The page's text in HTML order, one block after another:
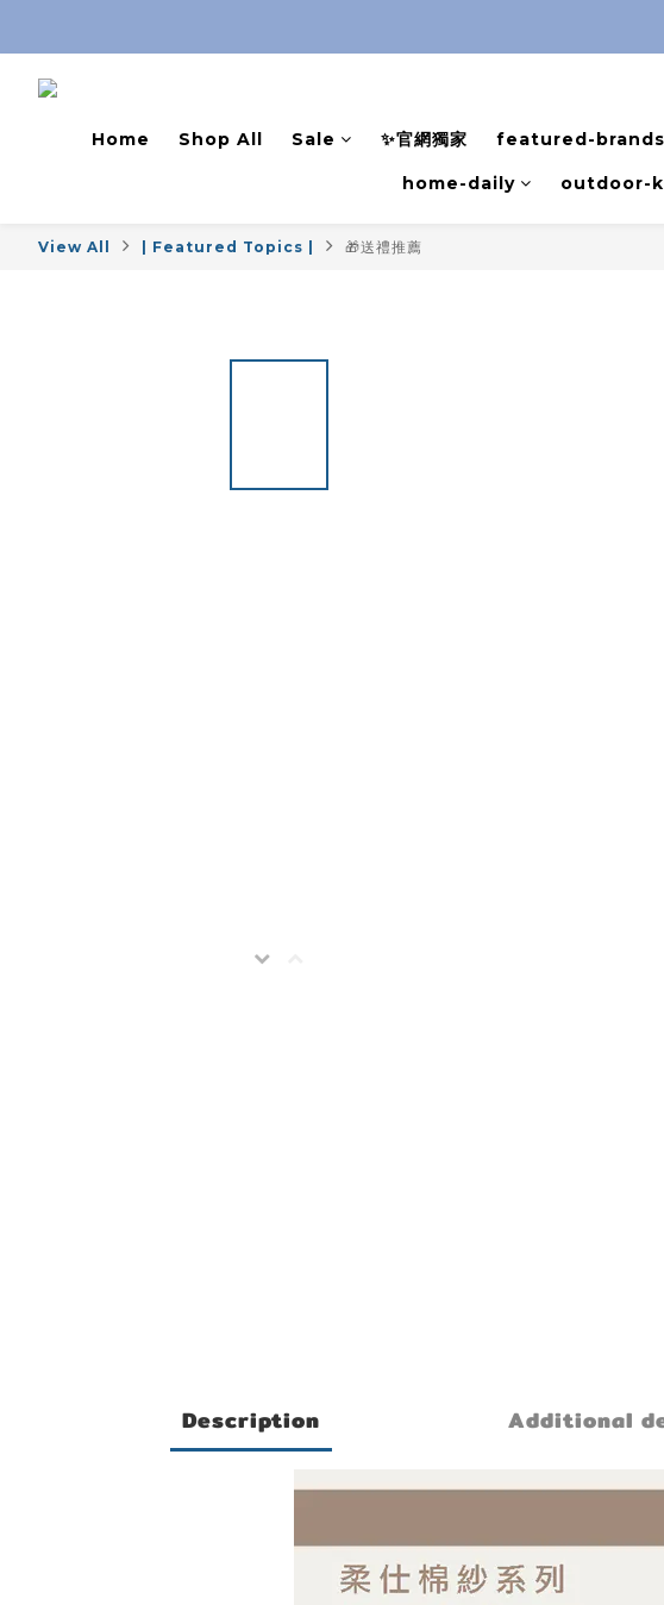
全館滿
Home Shop All Sale ✨官網獨家 featured-brands
home-daily outdoor-
View All | Featured Topics | 🎁送禮推薦
Description Additional